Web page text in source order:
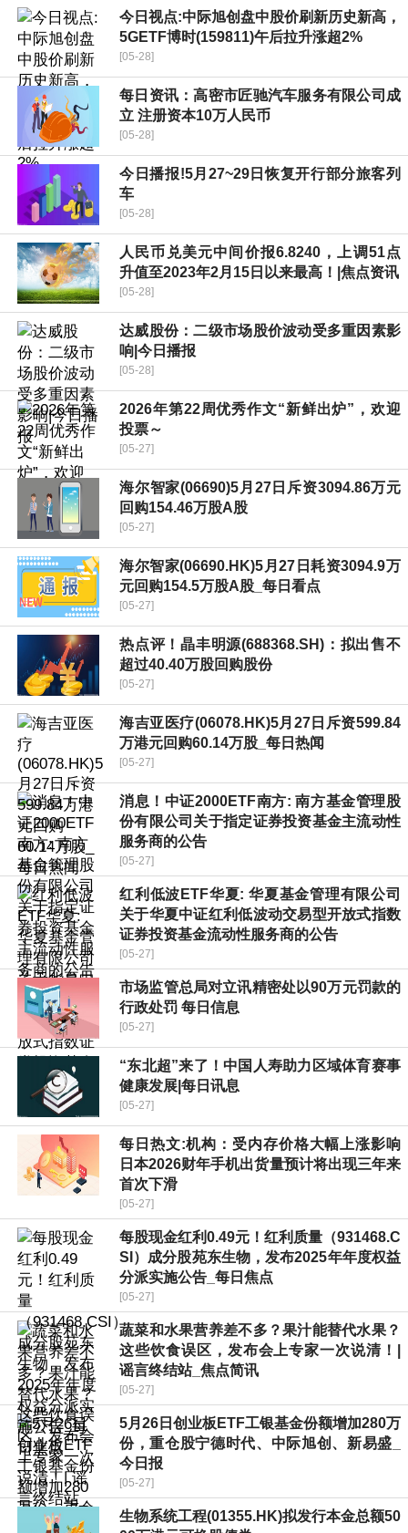
今日视点:中际旭创盘中股价刷新历史新高，
5GETF博时(159811)午后拉升涨超2%
[05-28]
每日资讯：高密市匠驰汽车服务有限公司成
立 注册资本10万人民币
[05-28]
今日播报!5月27~29日恢复开行部分旅客列
车
[05-28]
人民币兑美元中间价报6.8240，上调51点
升值至2023年2月15日以来最高！|焦点资讯
[05-28]
达威股份：二级市场股价波动受多重因素影
响|今日播报
[05-28]
2026年第22周优秀作文“新鲜出炉”，欢迎
投票～
[05-27]
海尔智家(06690)5月27日斥资3094.86万元
回购154.46万股A股
[05-27]
海尔智家(06690.HK)5月27日耗资3094.9万
元回购154.5万股A股_每日看点
[05-27]
热点评！晶丰明源(688368.SH)：拟出售不
超过40.40万股回购股份
[05-27]
海吉亚医疗(06078.HK)5月27日斥资599.84
万港元回购60.14万股_每日热闻
[05-27]
消息！中证2000ETF南方: 南方基金管理股
份有限公司关于指定证券投资基金主流动性
服务商的公告
[05-27]
红利低波ETF华夏: 华夏基金管理有限公司
关于华夏中证红利低波动交易型开放式指数
证券投资基金流动性服务商的公告
[05-27]
市场监管总局对立讯精密处以90万元罚款的
行政处罚 每日信息
[05-27]
“东北超”来了！中国人寿助力区域体育赛事
健康发展|每日讯息
[05-27]
每日热文:机构：受内存价格大幅上涨影响
日本2026财年手机出货量预计将出现三年来
首次下滑
[05-27]
每股现金红利0.49元！红利质量（931468.C
SI）成分股苑东生物，发布2025年年度权益
分派实施公告_每日焦点
[05-27]
蔬菜和水果营养差不多？果汁能替代水果？
这些饮食误区，发布会上专家一次说清！|
谣言终结站_焦点简讯
[05-27]
5月26日创业板ETF工银基金份额增加280万
份，重仓股宁德时代、中际旭创、新易盛_
今日报
[05-27]
生物系统工程(01355.HK)拟发行本金总额50